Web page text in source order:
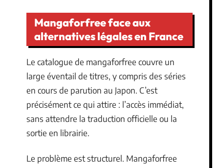
Mangaforfree face aux
alternatives légales en France
Le catalogue de mangaforfree couvre un
large éventail de titres, y compris des séries
en cours de parution au Japon. C’est
précisément ce qui attire : l’accès immédiat,
sans attendre la traduction officielle ou la
sortie en librairie.
Le problème est structurel. Mangaforfree